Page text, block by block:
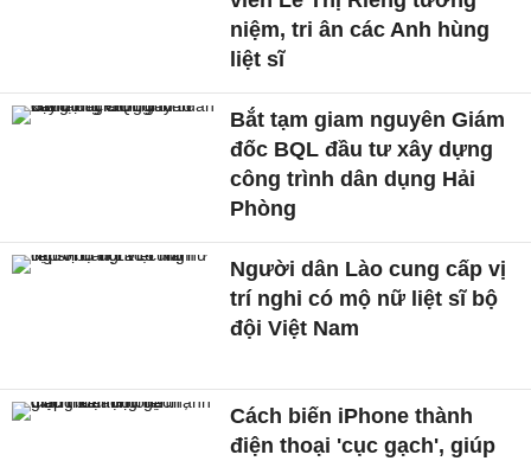
niệm, tri ân các Anh hùng
liệt sĩ
Bắt tạm giam nguyên Giám
đốc BQL đầu tư xây dựng
công trình dân dụng Hải
Phòng
Người dân Lào cung cấp vị
trí nghi có mộ nữ liệt sĩ bộ
đội Việt Nam
Cách biến iPhone thành
điện thoại 'cục gạch', giúp